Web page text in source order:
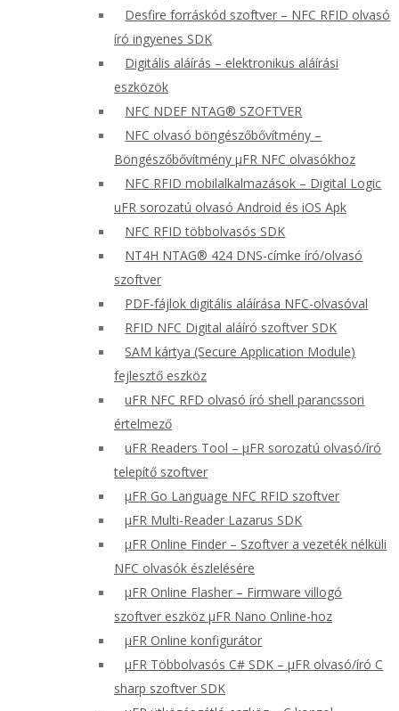
Desfire forráskód szoftver – NFC RFID olvasó
író ingyenes SDK
Digitális aláírás – elektronikus aláírási
eszközök
NFC NDEF NTAG® SZOFTVER
NFC olvasó böngészőbővítmény –
Böngészőbővítmény μFR NFC olvasókhoz
NFC RFID mobilalkalmazások – Digital Logic
uFR sorozatú olvasó Android és iOS Apk
NFC RFID többolvasós SDK
NT4H NTAG® 424 DNS-címke író/olvasó
szoftver
PDF-fájlok digitális aláírása NFC-olvasóval
RFID NFC Digital aláíró szoftver SDK
SAM kártya (Secure Application Module)
fejlesztő eszköz
uFR NFC RFD olvasó író shell parancssori
értelmező
uFR Readers Tool – μFR sorozatú olvasó/író
telepítő szoftver
μFR Go Language NFC RFID szoftver
μFR Multi-Reader Lazarus SDK
μFR Online Finder – Szoftver a vezeték nélküli
NFC olvasók észlelésére
μFR Online Flasher – Firmware villogó
szoftver eszköz μFR Nano Online-hoz
μFR Online konfigurátor
μFR Többolvasós C# SDK – μFR olvasó/író C
sharp szoftver SDK